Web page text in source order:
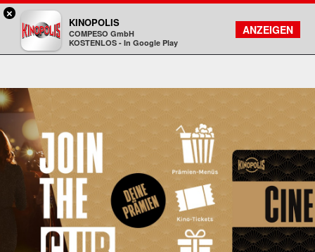
Kinopolis
FILMSUCHE
KONTO
×
KINOPOLIS
COMPESO GmbH
KOSTENLOS - In Google Play
ANZEIGEN